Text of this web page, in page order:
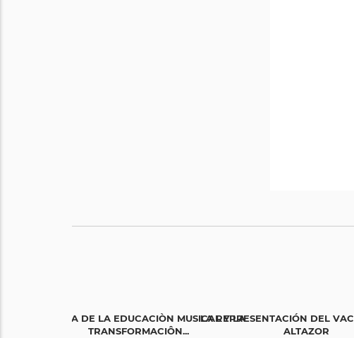
HISTORIA DE LA EDUCACIÒN MUSICAL Y LA
TRANSFORMACIÔN...
LA REPRESENTACIÓN DEL
ALTAZOR